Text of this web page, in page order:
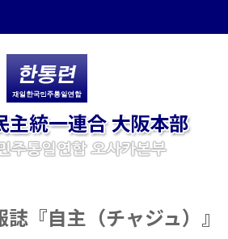
『自主（チャジュ）』